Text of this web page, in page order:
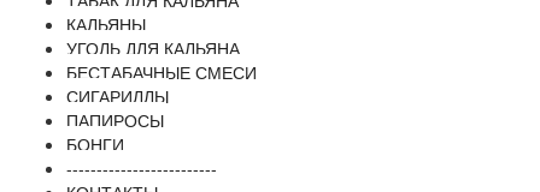
КАЛЬЯНЫ
УГОЛЬ ДЛЯ КАЛЬЯНА
БЕСТАБАЧНЫЕ СМЕСИ
СИГАРИЛЛЫ
ПАПИРОСЫ
БОНГИ
-------------------------